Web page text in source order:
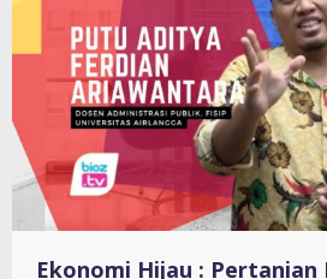
Ekonomi Hijau :